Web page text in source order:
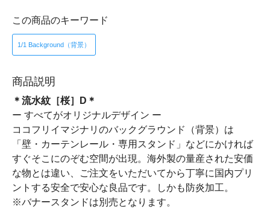
この商品のキーワード
1/1 Background（背景）
商品説明
＊流水紋［桜］D＊
ー すべてがオリジナルデザイン ー
ココフリイマジナリのバックグラウンド（背景）は
「壁・カーテンレール・専用スタンド」などにかければ
すぐそこにのぞむ空間が出現。海外製の量産された安価
な物とは違い、ご注文をいただいてから丁寧に国内プリ
ントする安全で安心な良品です。しかも防炎加工。
※バナースタンドは別売となります。